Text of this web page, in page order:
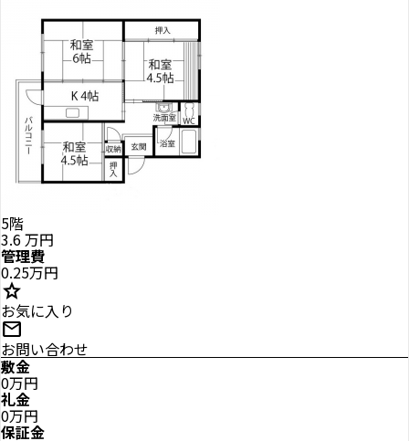
5階
3.6万円
管理費
0.25万円
star
お気に入り
mail
お問い合わせ
敷金
0万円
礼金
0万円
保証金